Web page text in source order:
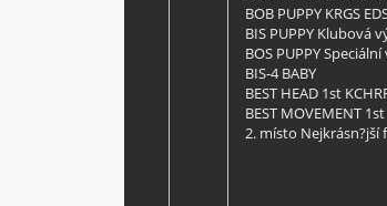
BOB PUPPY KRGS
BIS PUPPY Klubová
BOS PUPPY
BIS-4 BABY
BEST HEAD 1st
BEST MOVEMENT
2. místo Nejkrásn?jší